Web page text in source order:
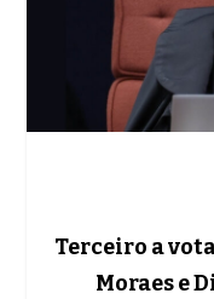
Terceiro a
Moraes e